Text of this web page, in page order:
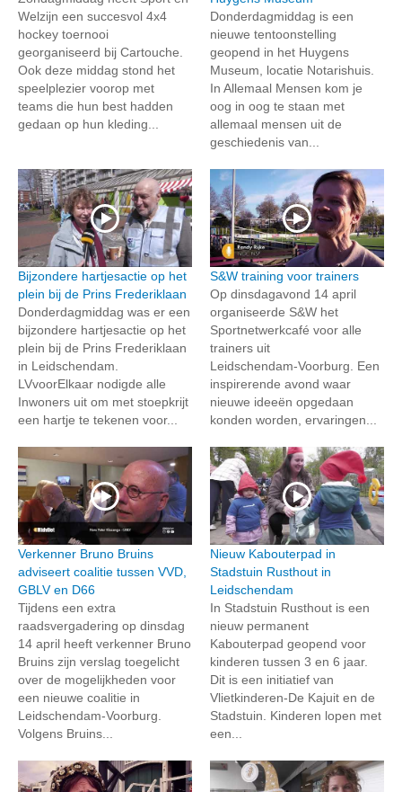
Welzijn een succesvol 4x4
hockey toernooi
georganiseerd bij Cartouche.
Ook deze middag stond het
speelplezier voorop met
teams die hun best hadden
gedaan op hun kleding...
Donderdagmiddag is een
nieuwe tentoonstelling
geopend in het Huygens
Museum, locatie Notarishuis.
In Allemaal Mensen kom je
oog in oog te staan met
allemaal mensen uit de
geschiedenis van...
Bijzondere hartjesactie op het
plein bij de Prins Frederiklaan
Donderdagmiddag was er een
bijzondere hartjesactie op het
plein bij de Prins Frederiklaan
in Leidschendam.
LVvoorElkaar nodigde alle
Inwoners uit om met stoepkrijt
een hartje te tekenen voor...
S&W training voor trainers
Op dinsdagavond 14 april
organiseerde S&W het
Sportnetwerkcafé voor alle
trainers uit
Leidschendam‑Voorburg. Een
inspirerende avond waar
nieuwe ideeën opgedaan
konden worden, ervaringen...
Verkenner Bruno Bruins
adviseert coalitie tussen VVD,
GBLV en D66
Tijdens een extra
raadsvergadering op dinsdag
14 april heeft verkenner Bruno
Bruins zijn verslag toegelicht
over de mogelijkheden voor
een nieuwe coalitie in
Leidschendam-Voorburg.
Volgens Bruins...
Nieuw Kabouterpad in
Stadstuin Rusthout in
Leidschendam
In Stadstuin Rusthout is een
nieuw permanent
Kabouterpad geopend voor
kinderen tussen 3 en 6 jaar.
Dit is een initiatief van
Vlietkinderen-De Kajuit en de
Stadstuin. Kinderen lopen met
een...